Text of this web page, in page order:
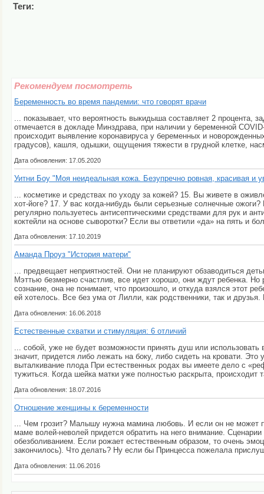
Теги:
Рекомендуем посмотреть
Беременность во время пандемии: что говорят врачи
... показывает, что вероятность выкидыша составляет 2
отмечается в докладе Минздрава, при наличии у беременной
происходит выявление коронавируса у беременных и
градусов), кашля, одышки, ощущения тяжести в грудной клетке,
Дата обновления: 17.05.2020
Уитни Боу "Моя неидеальная кожа. Безупречно ровная, красивая и
... косметике и средствах по уходу за кожей? 15. Вы живете в
хот-йоге? 17. У вас когда-нибудь были серьезные солнечные
регулярно пользуетесь антисептическими средствами для рук и
коктейли на основе сыворотки? Если вы ответили «да» на пять и
Дата обновления: 17.10.2019
Аманда Проуз "История матери"
... предвещает неприятностей. Они не планируют обзаводиться
Мэттью безмерно счастлив, все идет хорошо, они ждут ребенка.
сознание, она не понимает, что произошло, и откуда взялся этот
ей хотелось. Все без ума от Лилли, как родственники, так и
Дата обновления: 16.06.2018
Естественные схватки и стимуляция: 6 отличий
... собой, уже не будет возможности принять душ или
значит, придется либо лежать на боку, либо сидеть на кровати.
выталкивание плода При естественных родах вы имеете дело с
тужиться. Когда шейка матки уже полностью раскрыта, происходит
Дата обновления: 18.07.2016
Отношение женщины к беременности
... Чем грозит? Малышу нужна мамина любовь. И если он не может
маме волей-неволей придется обратить на него внимание.
обезболиванием. Если рожает естественным образом, то очень
закончилось). Что делать? Ну если бы Принцесса пожелала
Дата обновления: 11.06.2016